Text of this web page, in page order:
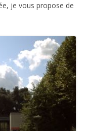
je vous propose de